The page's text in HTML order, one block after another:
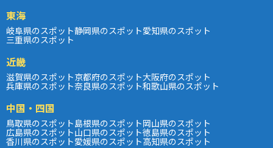
東海
岐阜県のスポット静岡県のスポット愛知県のスポット
三重県のスポット
近畿
滋賀県のスポット京都府のスポット大阪府のスポット
兵庫県のスポット奈良県のスポット和歌山県のスポット
中国・四国
鳥取県のスポット島根県のスポット岡山県のスポット
広島県のスポット山口県のスポット徳島県のスポット
香川県のスポット愛媛県のスポット高知県のスポット